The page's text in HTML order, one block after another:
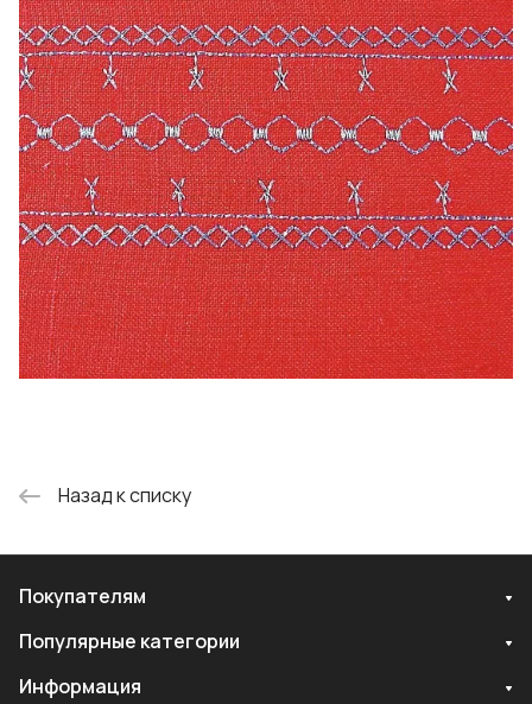
Назад к списку
Покупателям
Популярные категории
Информация